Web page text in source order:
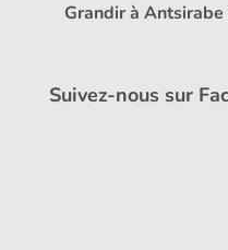
Grandir à Antsirabe
Suivez-nous sur